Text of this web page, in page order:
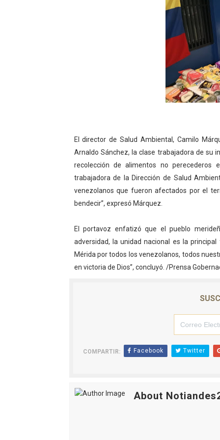
El director de Salud Ambiental, Camilo
Arnaldo Sánchez, la clase trabajadora de su
recolección de alimentos no perecederos
trabajadora de la Dirección de Salud
venezolanos que fueron afectados por el
bendecir”, expresó Márquez.
El portavoz enfatizó que el pueblo
adversidad, la unidad nacional es la
Mérida por todos los venezolanos, todos
en victoria de Dios”, concluyó. /Prensa
COMPARTIR: Facebook Twitter
About